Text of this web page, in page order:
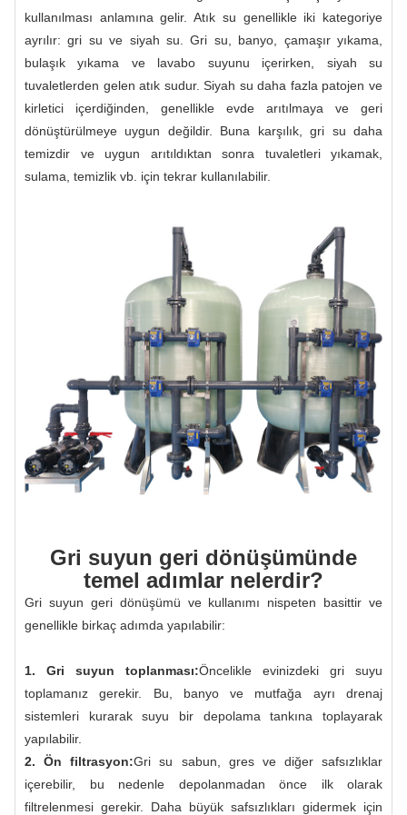
kullanılması anlamına gelir. Atık su genellikle iki kategoriye
ayrılır: gri su ve siyah su. Gri su, banyo, çamaşır yıkama,
bulaşık yıkama ve lavabo suyunu içerirken, siyah su
tuvaletlerden gelen atık sudur. Siyah su daha fazla patojen ve
kirletici içerdiğinden, genellikle evde arıtılmaya ve geri
dönüştürülmeye uygun değildir. Buna karşılık, gri su daha
temizdir ve uygun arıtıldıktan sonra tuvaletleri yıkamak,
sulama, temizlik vb. için tekrar kullanılabilir.
Gri suyun geri dönüşümünde
temel adımlar nelerdir?
Gri suyun geri dönüşümü ve kullanımı nispeten basittir ve
genellikle birkaç adımda yapılabilir:
1. Gri suyun toplanması:Öncelikle evinizdeki gri suyu
toplamanız gerekir. Bu, banyo ve mutfağa ayrı drenaj
sistemleri kurarak suyu bir depolama tankına toplayarak
yapılabilir.
2. Ön filtrasyon:Gri su sabun, gres ve diğer safsızlıklar
içerebilir, bu nedenle depolanmadan önce ilk olarak
filtrelenmesi gerekir. Daha büyük safsızlıkları gidermek için